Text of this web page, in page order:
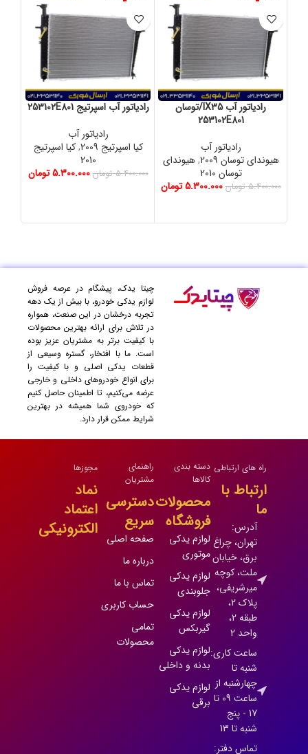
رادیاتور آب IX35/توسان
253102E801
رادیاتور آب
هیوندای توسان 2009
,هیوندای
توسان 2010
5.400.000 تومان 5.300.000 تومان
رادیاتور آب اسپرتیج 253102E801
رادیاتور آب
کیا اسپرتیج 2009
,کیا اسپرتیج
2010
5.400.000 تومان 5.300.000 تومان
چیتا یدک، پیشگام در عرصه فروش
لوازم یدکی خودرو، با بیش از یک دهه
تجربه درخشان در این صنعت، همواره
در تلاش برای ارائه بهترین محصولات
با کیفیت برتر به مشتریان عزیز بوده
است. ما با افتخار، گستره وسیعی از
قطعات یدکی اصلی و با کیفیت را
برای انواع خودروهای داخلی و خارجی
عرضه می‌کنیم، تا اطمینان حاصل کنیم
که خودروی شما همیشه در بهترین
شرایط ممکن قرار دارد.
راه های ارتباطی
ارتباط با
ما
آدرس:
تهران، چراغ
برق، خیابان
ملت، کوچه
میرشریفی،
پلاک 2،
طبقه 2،
واحد 2
ساعت کاری:
شنبه تا
چهارشنبه از
ساعت 09 تا
17 - پنج
شنبه تا 13
تماس دفتر:
دسته بندی
کالاها
محصولات
فروشگاه
لوازم یدکی
موتوری
لوازم یدکی
جلوبندی
لوازم یدکی
گیربکس
لوازم یدکی
بدنه و داخلی
لوازم یدکی
برقی
راهنمای
مشتریان
دسترسی
سریع
صفحه اصلی
درباره ما
تماس با ما
حساب کاربری
تمامی
محصولات
مجوزها
نماد
اعتماد
الکترونیکی